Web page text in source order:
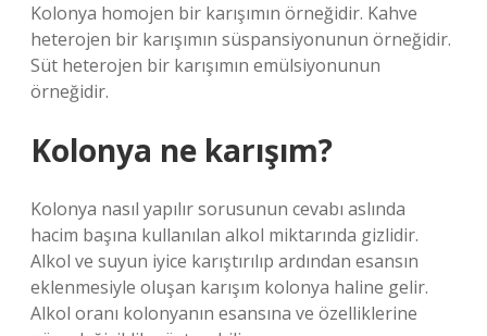
Kolonya homojen bir karışımın örneğidir. Kahve
heterojen bir karışımın süspansiyonunun örneğidir.
Süt heterojen bir karışımın emülsiyonunun
örneğidir.
Kolonya ne karışım?
Kolonya nasıl yapılır sorusunun cevabı aslında
hacim başına kullanılan alkol miktarında gizlidir.
Alkol ve suyun iyice karıştırılıp ardından esansın
eklenmesiyle oluşan karışım kolonya haline gelir.
Alkol oranı kolonyanın esansına ve özelliklerine